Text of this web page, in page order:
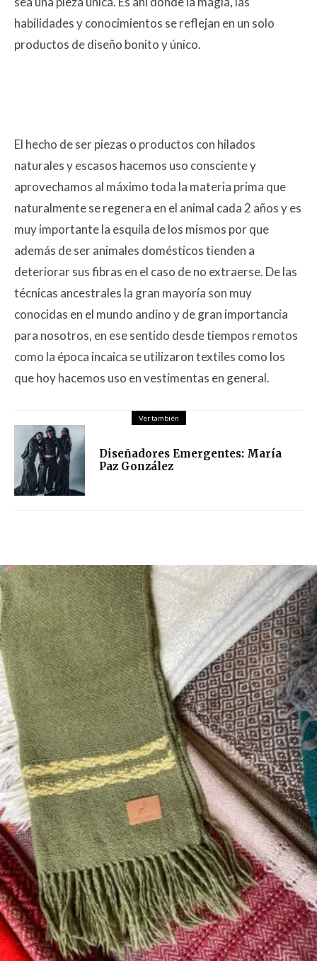
habilidades y conocimientos se reflejan en un solo
productos de diseño bonito y único.
El hecho de ser piezas o productos con hilados
naturales y escasos hacemos uso consciente y
aprovechamos al máximo toda la materia prima que
naturalmente se regenera en el animal cada 2 años y es
muy importante la esquila de los mismos por que
además de ser animales domésticos tienden a
deteriorar sus fibras en el caso de no extraerse. De las
técnicas ancestrales la gran mayoría son muy
conocidas en el mundo andino y de gran importancia
para nosotros, en ese sentido desde tiempos remotos
como la época incaica se utilizaron textiles como los
que hoy hacemos uso en vestimentas en general.
Ver también
Diseñadores Emergentes: María
Paz González